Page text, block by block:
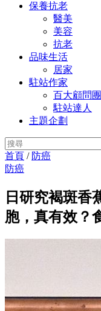
保養抗老
醫美
美容
抗老
品味生活
居家
駐站作家
百大顧問團
駐站達人
主題企劃
首頁 / 防癌
防癌
日研究褐斑香
胞，真有效？